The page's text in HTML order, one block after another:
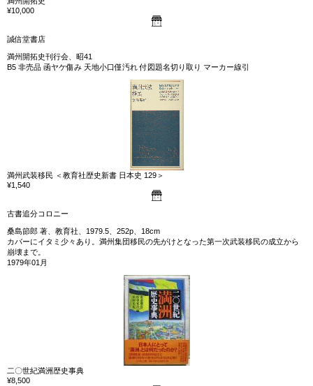
¥10,000
誠信堂書店
満州開拓史刊行会、昭41
B5 非売品 函ヤケ傷み 天地小口僅汚れ 付図題名切り取り マーカー線引
満州武装移民 ＜教育社歴史新書 日本史 129＞
¥1,540
古書追分コロニー
桑島節郎 著、教育社、1979.5、252p、18cm
カバーにイタミ少々あり。満州集団移民の先がけとなった第一次武装移民の成立から
崩壊まで。
1979年01月
二〇世紀満洲歴史事典
¥8,500